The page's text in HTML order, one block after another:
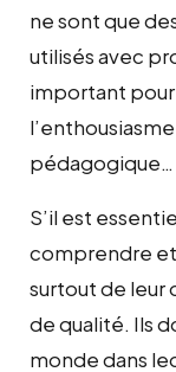
ne sont que
utilisés avec
important
pédagogique…
S’il est
comprendre et
surtout de leur
de qualité. Ils
monde dans